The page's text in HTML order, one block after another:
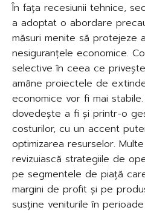
În fața recesiunii tehnice,
a adoptat o abordare
măsuri menite să protejeze
nesiguranțele economice.
selective în ceea ce
amâne proiectele de
economice vor fi mai
dovedește a fi și printr-o
costurilor, cu un accent
optimizarea resurselor.
revizuiască strategiile de
pe segmentele de piață
margini de profit și pe
susține veniturile în